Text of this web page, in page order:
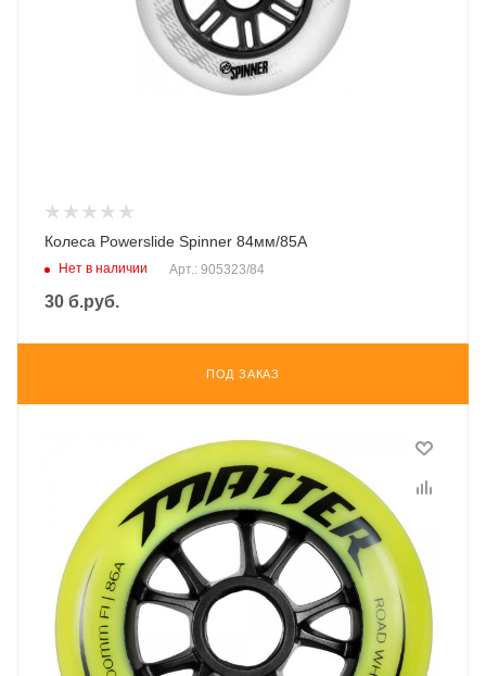
Колеса Powerslide Spinner 84мм/85А
Нет в наличии Арт.: 905323/84
30 б.руб.
ПОД ЗАКАЗ